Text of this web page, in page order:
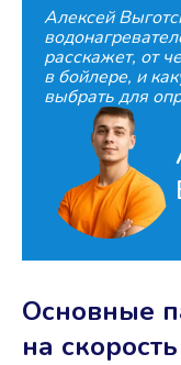
Алексей
расскажет, от
в бойлере, и
выбрать для
Основные
на